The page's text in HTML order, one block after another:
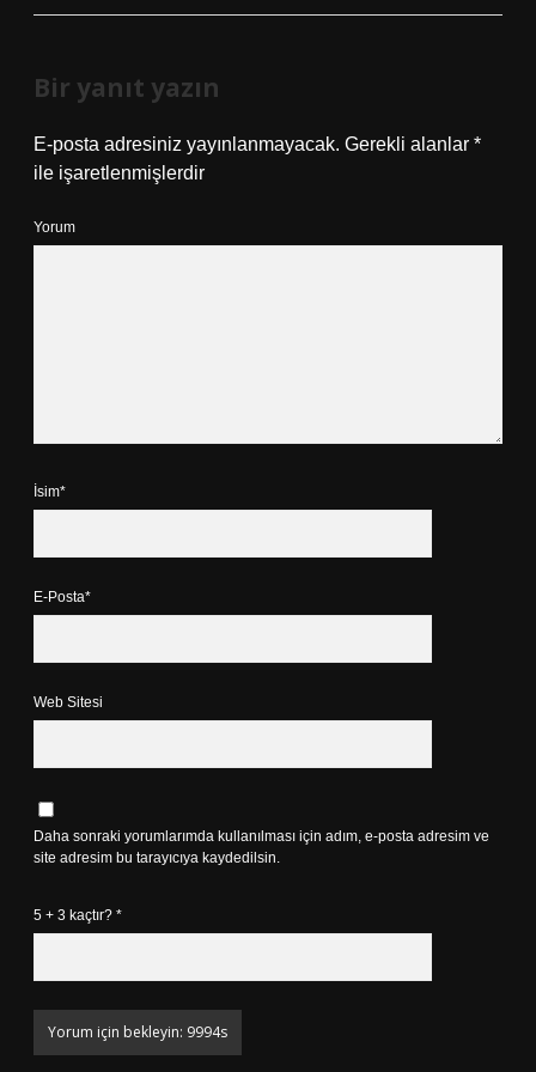
Bir yanıt yazın
E-posta adresiniz yayınlanmayacak. Gerekli alanlar *
ile işaretlenmişlerdir
Yorum
İsim*
E-Posta*
Web Sitesi
Daha sonraki yorumlarımda kullanılması için adım, e-posta adresim ve
site adresim bu tarayıcıya kaydedilsin.
5 + 3 kaçtır? *